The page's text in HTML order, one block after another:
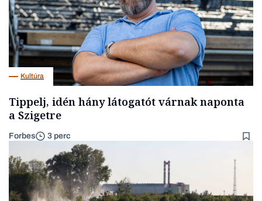
Kultúra
Tippelj, idén hány látogatót várnak naponta
a Szigetre
Forbes 3 perc